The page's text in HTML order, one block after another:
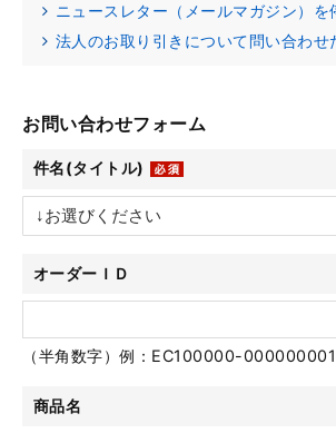
ニュースレター（メールマガジン）を
法人のお取り引きについて問い合わせ
お問い合わせフォーム
件名(タイトル)
オーダーＩＤ
（半角数字）例：EC100000-000000001
商品名